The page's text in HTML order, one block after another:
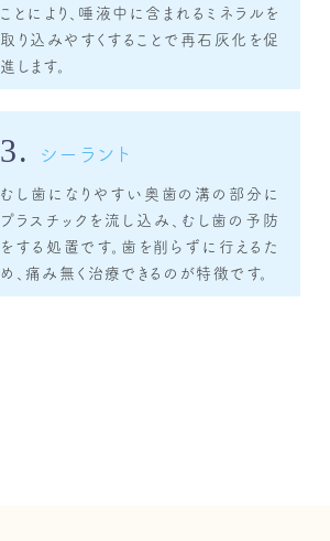
ことにより、唾液中に含まれるミネラルを
取り込みやすくすることで再石灰化を促
進します。
3. シーラント
むし歯になりやすい奥歯の溝の部分に
プラスチックを流し込み、むし歯の予防
をする処置です。歯を削らずに行えるた
め、痛み無く治療できるのが特徴です。